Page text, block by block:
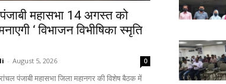
महासभा 14 अगस्त को
मनाएगी ‘ विभाजन विभीषिका स्मृति
- August 5, 2026 0
पंजाबी महासभा जिला महानगर की विशेष बैठक में